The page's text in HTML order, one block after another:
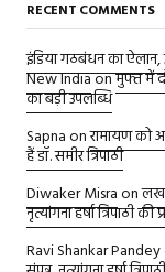
RECENT COMMENTS
इंडिया गठबंधन का ऐलान,
New Indiaonमुफ्त में
का बड़ी उपलब्धि
Sapnaonरामायण को
हैं डॉ. समीर त्रिपाठी
Diwaker Misraon
नृत्यांगना हर्षा त्रिपाठी
Ravi Shankar Pandey